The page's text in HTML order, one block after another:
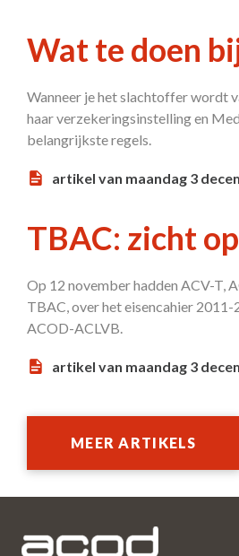
Wat te doen
Wanneer je het slachtoffer wordt
haar verzekeringsinstelling en
belangrijkste regels.
artikel van maandag 3
TBAC: zicht
Op 12 november hadden ACV-T,
TBAC, over het eisencahier
ACOD-ACLVB.
artikel van maandag 3
MEER ARTIKELS